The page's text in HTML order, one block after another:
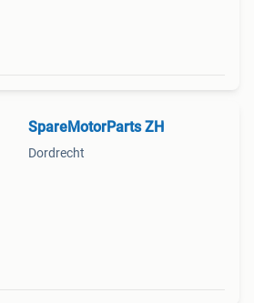
SpareMotorParts ZH
Dordrecht